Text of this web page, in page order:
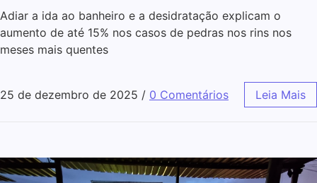
Adiar a ida ao banheiro e a desidratação explicam o
aumento de até 15% nos casos de pedras nos rins nos
meses mais quentes
25 de dezembro de 2025 / 0 Comentários Leia Mais